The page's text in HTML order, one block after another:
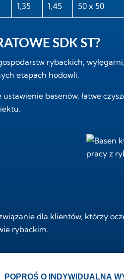
1,35 1,45 50 x 50
SDK ST?
rybackich,
etapach hodowli.
basenów, łatwe
dla klientów, którzy
rybackim.
POPROŚ O INDYWIDUALNĄ